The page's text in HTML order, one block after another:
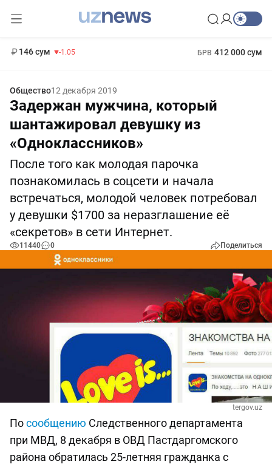
146 сум -1.05 БРВ 412 000 сум
Общество12 декабря 2019
Задержан мужчина, который
шантажировал девушку из
«Одноклассников»
После того как молодая парочка
познакомилась в соцсети и начала
встречаться, молодой человек потребовал
у девушки $1700 за неразглашение её
«секретов» в сети Интернет.
11440 0 Поделиться
tergov.uz
Посообщению Следственного департамента
при МВД, 8 декабря в ОВД Пастдаргомского
района обратилась 25-летняя гражданка с